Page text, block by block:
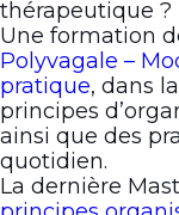
thérapeutique ?
Une formation
Polyvagale –
pratique, dans
principes
ainsi que des
quotidien.
La dernière